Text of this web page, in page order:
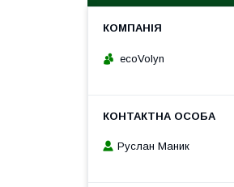
ecoVolyn
Руслан Маник